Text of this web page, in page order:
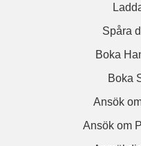
Spåra
Boka
Boka
Ansök
Ansök om